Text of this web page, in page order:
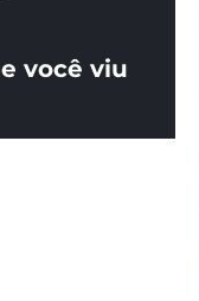
você viu